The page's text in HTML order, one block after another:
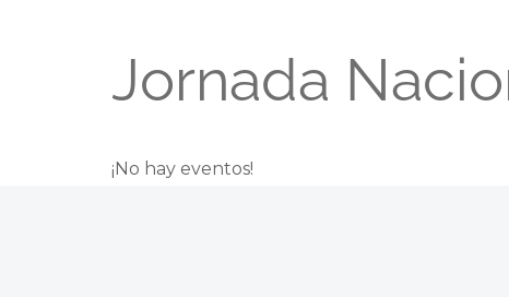
Jornada
¡No hay eventos!